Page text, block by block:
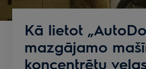
Kā lietot
mazgājamo
koncentrētu